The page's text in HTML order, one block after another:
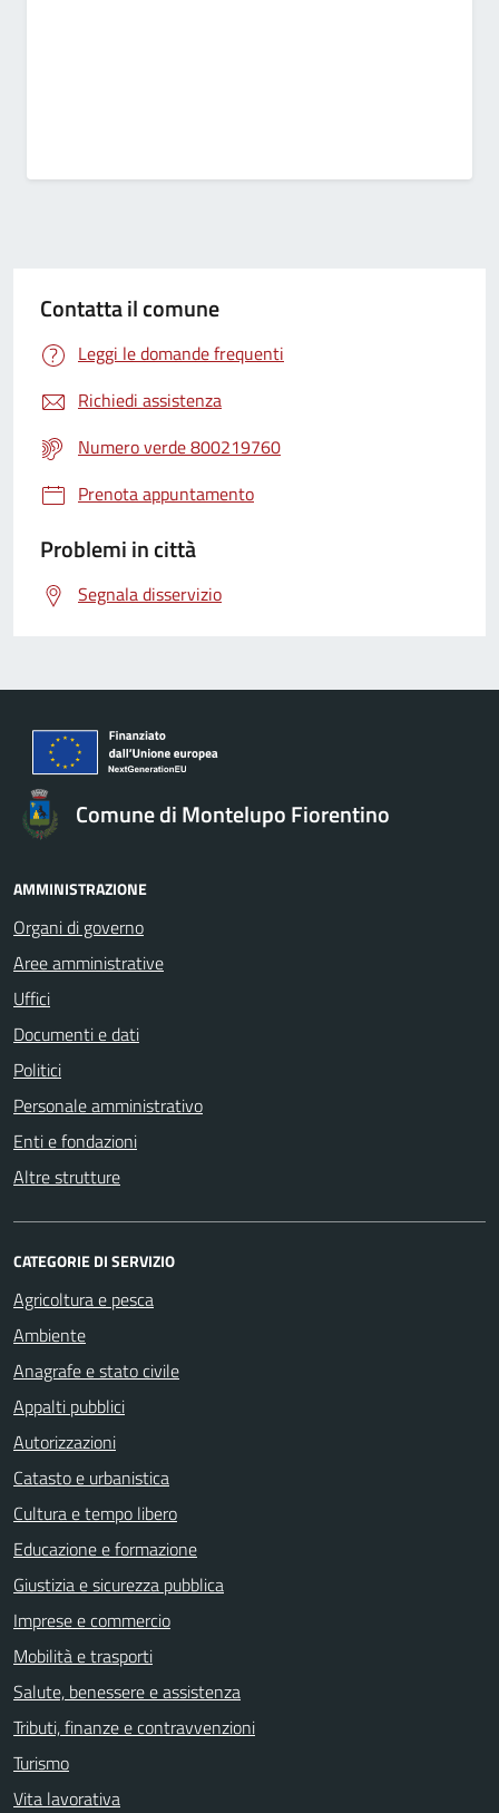
Contatta il comune
Leggi le domande frequenti
Richiedi assistenza
Numero verde 800219760
Prenota appuntamento
Problemi in città
Segnala disservizio
Comune di Montelupo Fiorentino
AMMINISTRAZIONE
Organi di governo
Aree amministrative
Uffici
Documenti e dati
Politici
Personale amministrativo
Enti e fondazioni
Altre strutture
CATEGORIE DI SERVIZIO
Agricoltura e pesca
Ambiente
Anagrafe e stato civile
Appalti pubblici
Autorizzazioni
Catasto e urbanistica
Cultura e tempo libero
Educazione e formazione
Giustizia e sicurezza pubblica
Imprese e commercio
Mobilità e trasporti
Salute, benessere e assistenza
Tributi, finanze e contravvenzioni
Turismo
Vita lavorativa